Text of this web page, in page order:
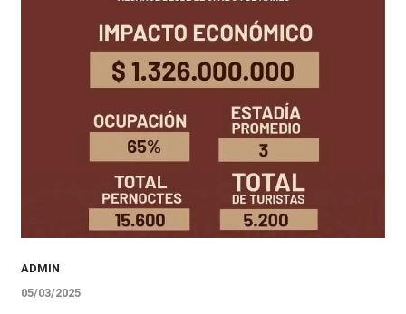
ADMIN
05/03/2025